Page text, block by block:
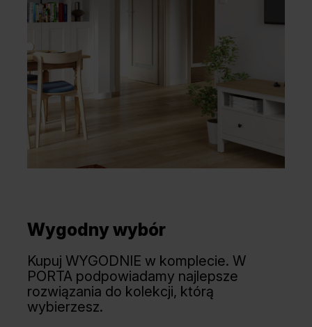
Wygodny wybór
Kupuj WYGODNIE w komplecie. W
PORTA podpowiadamy najlepsze
rozwiązania do kolekcji, którą
wybierzesz.